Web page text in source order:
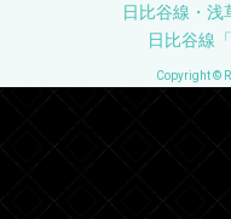
日比谷線・浅
日比谷線
Copyright ©